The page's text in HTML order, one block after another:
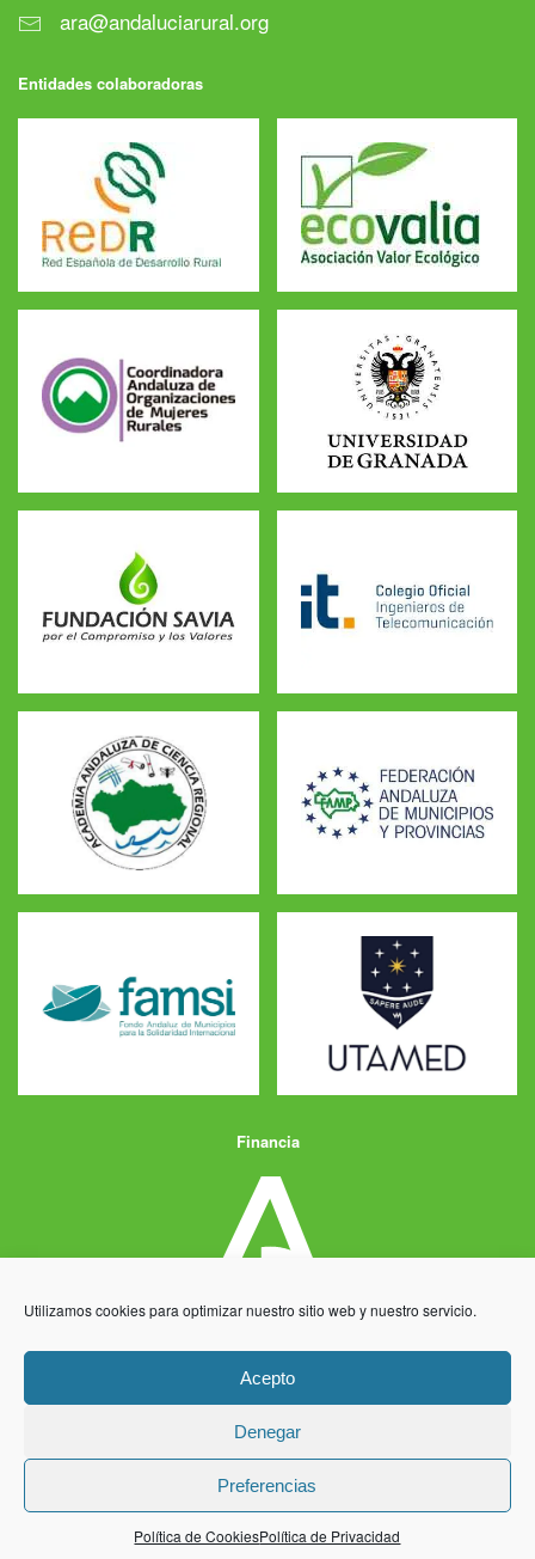
Utilizamos cookies para optimizar nuestro sitio web y nuestro servicio.
Acepto
Denegar
Preferencias
Política de CookiesPolítica de Privacidad
ara@andaluciarural.org
Entidades colaboradoras
Financia
Desarrollo y producciónCentro Informático Millenium